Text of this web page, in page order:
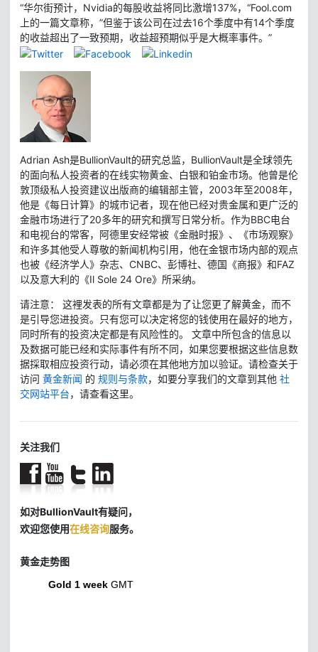
“华尔街预计，Nvidia的每股收益将同比激增137%，“Fool.com
上的一篇文章称，”但鉴于该公司在过去16个季度中有14个季度
的收益超出了一致预期，收益超预期似乎是大概率事件。”
Adrian Ash是BullionVault的研究总监，BullionVault是全球领先
的面向私人投资者的在线实物黄金、白银和铂金市场。他曾是伦
敦顶级私人投资建议出版商的编辑部主管，2003年至2008年，
他是《每日计算》的城市记者，现在他已经对贵金属和更广泛的
金融市场进行了20多年的研究和撰写日常分析。作为BBC电台
和电视台的常客，阿德里安经常被《金融时报》、《市场观察》
和许多其他受人尊敬的新闻机构引用，他在金银市场内部的观点
也被《经济学人》杂志、CNBC、彭博社、德国《商报》和FAZ
以及意大利的《Il Sole 24 Ore》所采纳。
请注意： 这裡发表的所有文章都是为了让您更了解黄金，而不
是引导您进投资。只有您可以决定将您的钱使用在最好的地方，
同时所有的投资决定都是有风险性的。 文章中所包含的信息以
及数据可能已经和实际事件有所不同，如果您要根据这些信息数
据採取相应投资行动，请必须在其他地方加以验证。请检查关于
访问 黄金新闻 的 规则与条款，如要分享我们的文章到其他 社
交网站平台，请查看这里。
关注我们
如对BullionVault有疑问，
欢迎您使用在线咨询服务。
黄金走势图
Gold 1 week GMT